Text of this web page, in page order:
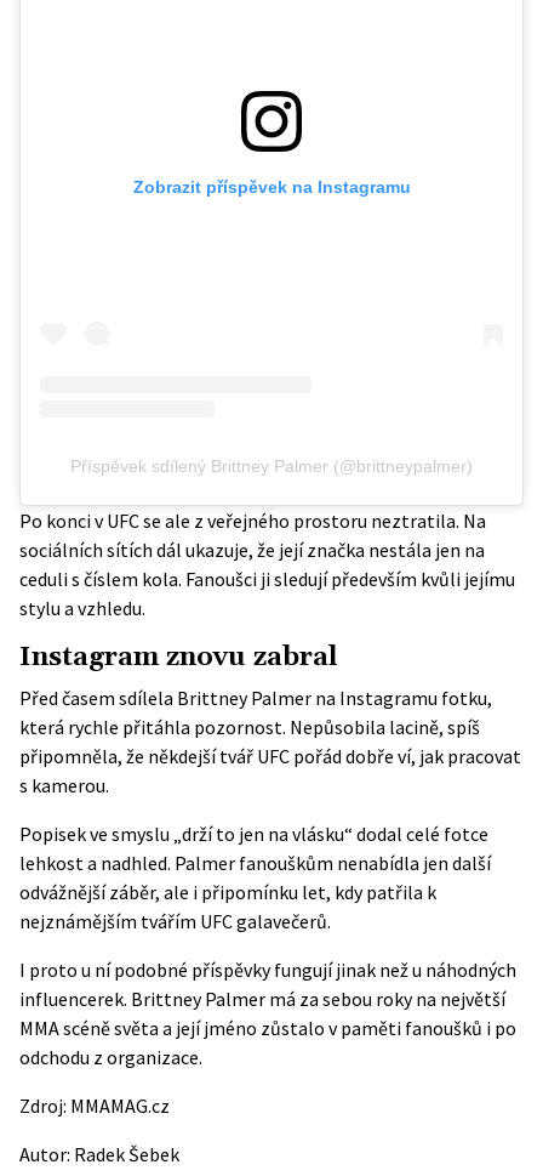
Zobrazit příspěvek na Instagramu
Příspěvek sdílený Brittney Palmer (@brittneypalmer)
Po konci v UFC se ale z veřejného prostoru neztratila. Na
sociálních sítích dál ukazuje, že její značka nestála jen na
ceduli s číslem kola. Fanoušci ji sledují především kvůli jejímu
stylu a vzhledu.
Instagram znovu zabral
Před časem sdílela Brittney Palmer na Instagramu fotku,
která rychle přitáhla pozornost. Nepůsobila lacině, spíš
připomněla, že někdejší tvář UFC pořád dobře ví, jak pracovat
s kamerou.
Popisek ve smyslu „drží to jen na vlásku“ dodal celé fotce
lehkost a nadhled. Palmer fanouškům nenabídla jen další
odvážnější záběr, ale i připomínku let, kdy patřila k
nejznámějším tvářím UFC galavečerů.
I proto u ní podobné příspěvky fungují jinak než u náhodných
influencerek. Brittney Palmer má za sebou roky na největší
MMA scéně světa a její jméno zůstalo v paměti fanoušků i po
odchodu z organizace.
Zdroj: MMAMAG.cz
Autor: Radek Šebek